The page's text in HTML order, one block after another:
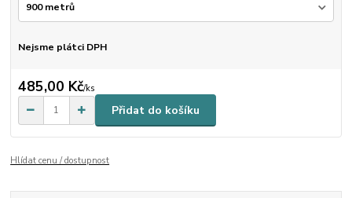
Nejsme plátci DPH
485,00 Kč/ks
Přidat do košíku
Hlídat cenu / dostupnost